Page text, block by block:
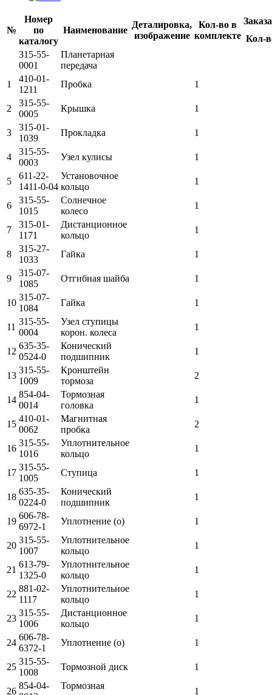
№
Номер
по
каталогу
Наименование
Деталировка,
изображение
Кол-во в
комплекте Кол-
315-55-
0001
Планетарная
передача
1
410-01-
1211
Пробка 1
2
315-55-
0005
Крышка 1
3
315-01-
1039
Прокладка 1
4
315-55-
0003
Узел кулисы 1
5
611-22-
1411-0-04
Установочное
кольцо
1
6
315-55-
1015
Солнечное
колесо
1
7
315-01-
1171
Дистанционное
кольцо
1
8
315-27-
1033
Гайка 1
9
315-07-
1085
Отгибная шайба 1
10
315-07-
1084
Гайка 1
11
315-55-
0004
Узел ступицы
корон. колеса
1
12
635-35-
0524-0
Конический
подшипник
1
13
315-55-
1009
Кронштейн
тормоза
2
14
854-04-
0014
Тормозная
головка
1
15
410-01-
0062
Магнитная
пробка
2
16
315-55-
1016
Уплотнительное
кольцо
1
17
315-55-
1005
Ступица 1
18
635-35-
0224-0
Конический
подшипник
1
19
606-78-
6972-1
Уплотнение (о) 1
20
315-55-
1007
Уплотнительное
кольцо
1
21
613-79-
1325-0
Уплотнительное
кольцо
1
22
881-02-
1117
Уплотнительное
кольцо
1
23
315-55-
1006
Дистанционное
кольцо
1
24
606-78-
6372-1
Уплотнение (о) 1
25
315-55-
1008
Тормозной диск 1
26
854-04-
Тормозная
1